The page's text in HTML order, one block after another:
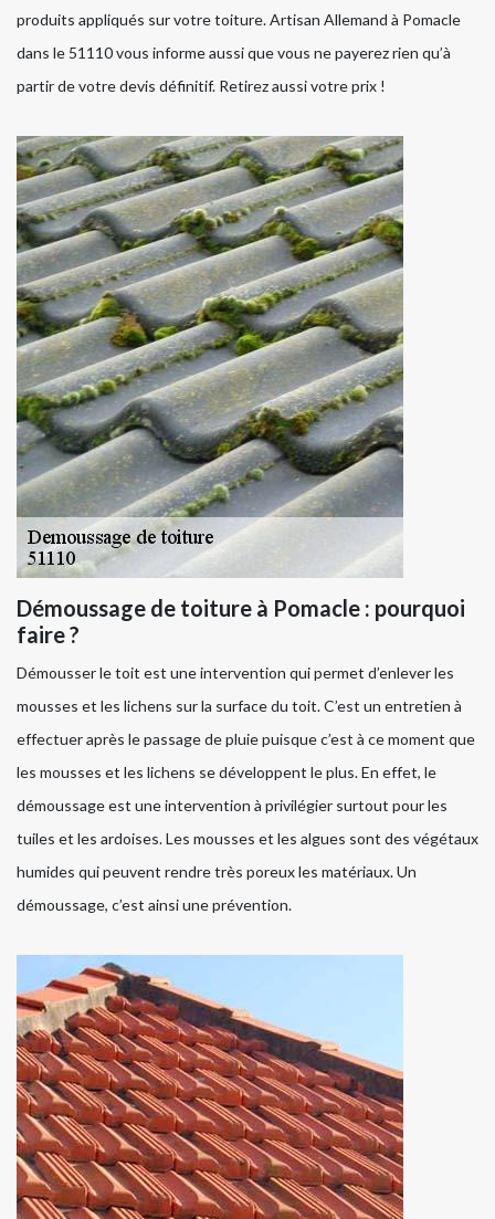
produits appliqués sur votre toiture. Artisan Allemand à Pomacle
dans le 51110 vous informe aussi que vous ne payerez rien qu’à
partir de votre devis définitif. Retirez aussi votre prix !
Démoussage de toiture à Pomacle : pourquoi
faire ?
Démousser le toit est une intervention qui permet d’enlever les
mousses et les lichens sur la surface du toit. C’est un entretien à
effectuer après le passage de pluie puisque c’est à ce moment que
les mousses et les lichens se développent le plus. En effet, le
démoussage est une intervention à privilégier surtout pour les
tuiles et les ardoises. Les mousses et les algues sont des végétaux
humides qui peuvent rendre très poreux les matériaux. Un
démoussage, c’est ainsi une prévention.